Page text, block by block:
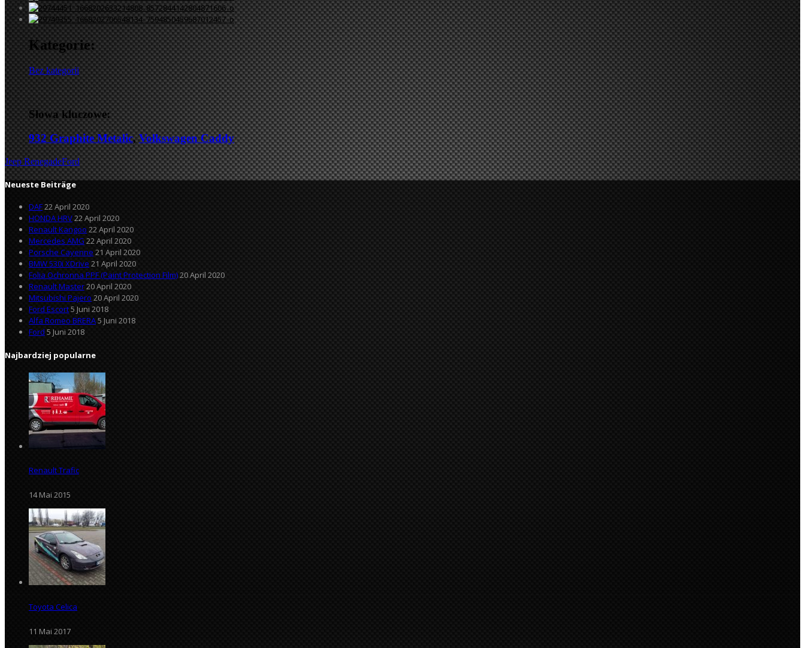
Kategorie:
Bez kategorii
Słowa kluczowe:
932 Graphite Metalic,Volkswagen Caddy
Jeep RenegadeFord
Neueste Beiträge
DAF22 April 2020
HONDA HRV22 April 2020
Renault Kangoo 22 April 2020
Mercedes AMG 22 April 2020
Porsche Cayenne 21 April 2020
BMW 530i XDrive 21 April 2020
Folia Ochronna PPF (Paint Protection Film)20 April 2020
Renault Master20 April 2020
Mitsubishi Pajero 20 April 2020
Ford Escort5 Juni 2018
Alfa Romeo BRERA5 Juni 2018
Ford 5 Juni 2018
Najbardziej popularne
Renault Trafic
14 Mai 2015
Toyota Celica
11 Mai 2017